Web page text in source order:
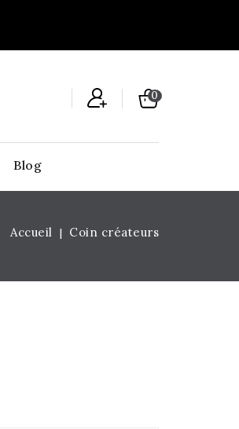
0
Blog
Accueil Coin créateurs